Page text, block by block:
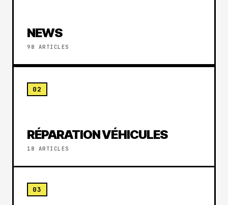
NEWS
98 ARTICLES
02
RÉPARATION VÉHICULES
18 ARTICLES
03